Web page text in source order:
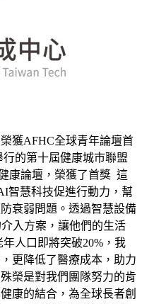
獲AFHC全球青年論壇首
的第十屆健康城市聯盟
康論壇，榮獲了首獎 這
智慧科技促進行動力，幫
衰弱問題。透過智慧設備
入方案，讓他們的生活
人口即將突破20%，我
更降低了醫療成本，助力
榮是對我們團隊努力的肯
康的結合，為全球長者創